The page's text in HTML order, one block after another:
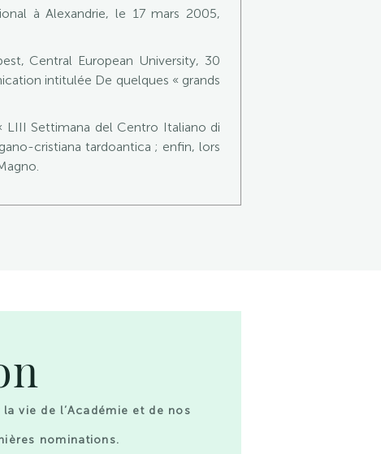
à Alexandrie, le 17 mars 2005,
Central European University, 30
intitulée De quelques « grands
LIII Settimana del Centro Italiano di
cristiana tardoantica ; enfin, lors
vie de l’Académie et de nos
nominations.